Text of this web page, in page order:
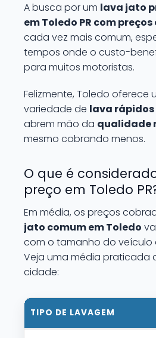
A busca por um lava jato
em Toledo PR com
cada vez mais comum,
tempos onde o custo-
para muitos motoristas.
Felizmente, Toledo oferece
variedade de lava
abrem mão da qualidade
mesmo cobrando menos.
O que é
preço em Toledo
Em média, os preços
jato comum em Toledo
com o tamanho do veículo
Veja uma média praticada
cidade:
TIPO DE LAVAGEM